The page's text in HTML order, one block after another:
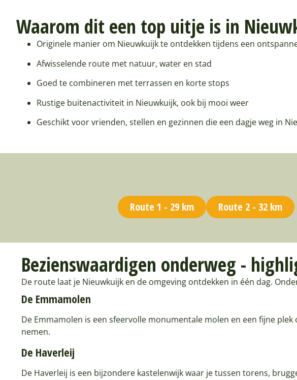
Waarom dit een top uitje is in
Originele manier om Nieuwkuijk te ontdekken tijdens een
Afwisselende route met natuur, water en stad
Goed te combineren met terrassen en korte stops
Rustige buitenactiviteit in Nieuwkuijk, ook bij mooi weer
Geschikt voor vrienden, stellen en gezinnen die een dagje weg in
Route 1 - 29 km Route 2 - 32 km
Bezienswaardigen onderweg -
De route laat je Nieuwkuijk en de omgeving ontdekken in één dag.
De Emmamolen
De Emmamolen is een sfeervolle monumentale molen en een fijne
nemen.
De Haverleij
De Haverleij is een bijzondere kastelenwijk waar je tussen torens,